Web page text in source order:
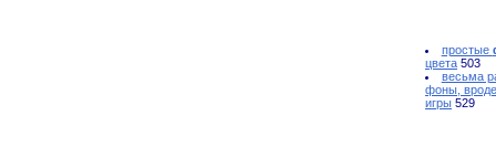
простые
цвета 503
весьма
фоны, вроде
игры 529